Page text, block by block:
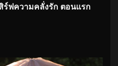
ร์ฟความคลั่งรัก ตอนแรก